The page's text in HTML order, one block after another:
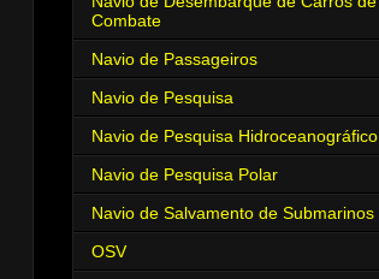
Combate
Navio de Passageiros
Navio de Pesquisa
Navio de Pesquisa Hidroceanográfico
Navio de Pesquisa Polar
Navio de Salvamento de Submarinos
OSV